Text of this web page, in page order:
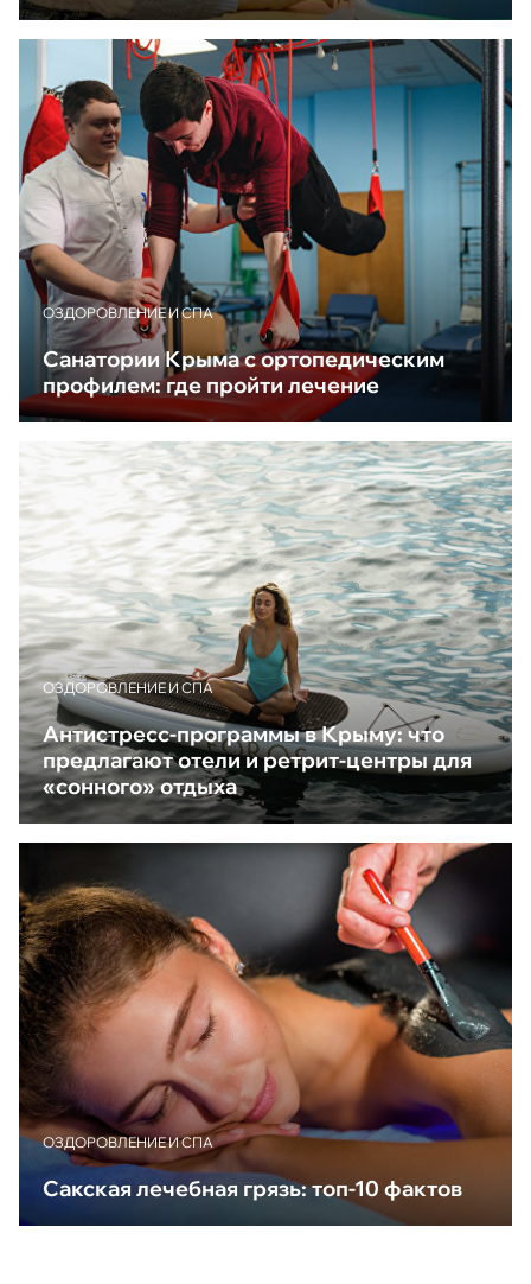
ОЗДОРОВЛЕНИЕ И СПА
Санатории Крыма с ортопедическим
профилем: где пройти лечение
ОЗДОРОВЛЕНИЕ И СПА
Антистресс-программы в Крыму: что
предлагают отели и ретрит-центры для
«сонного» отдыха
ОЗДОРОВЛЕНИЕ И СПА
Сакская лечебная грязь: топ-10 фактов